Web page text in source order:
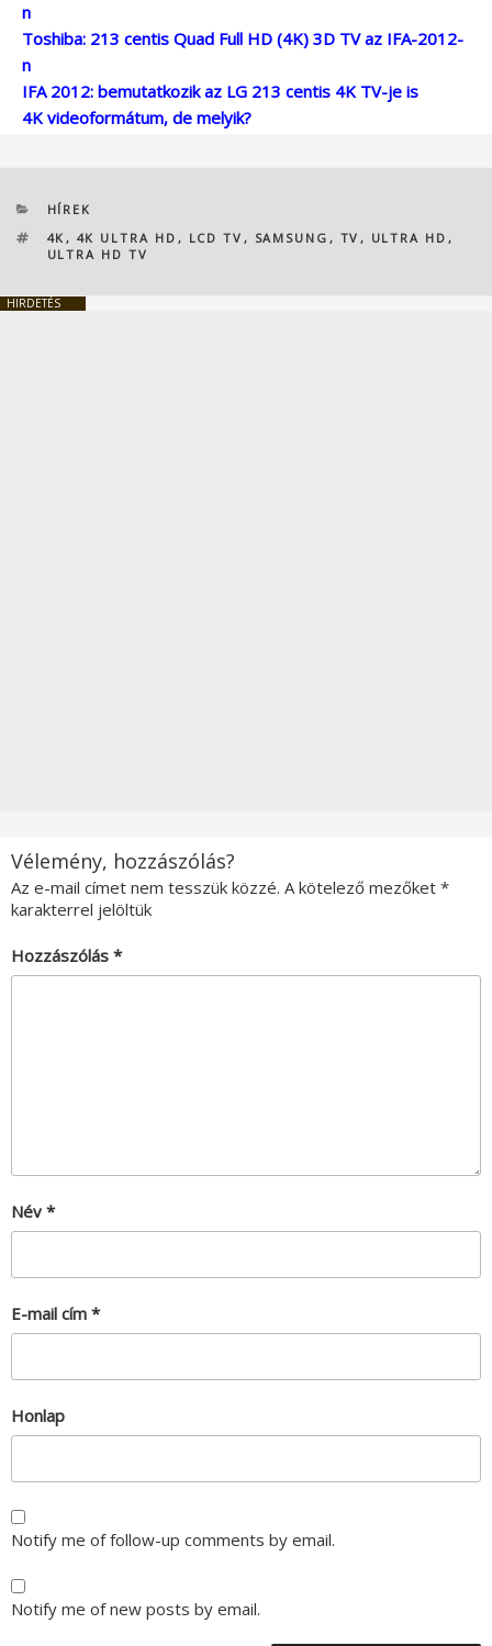
n
Toshiba: 213 centis Quad Full HD (4K) 3D TV az IFA-2012-
n
IFA 2012: bemutatkozik az LG 213 centis 4K TV-je is
4K videoformátum, de melyik?
KATEGÓRIÁK
HÍREK
CÍMKÉK
4K , 4K ULTRA HD , LCD TV , SAMSUNG , TV , ULTRA HD ,
ULTRA HD TV
HIRDETÉS
Vélemény, hozzászólás?
Az e-mail címet nem tesszük közzé. A kötelező mezőket *
karakterrel jelöltük
Hozzászólás *
Név *
E-mail cím *
Honlap
Notify me of follow-up comments by email.
Notify me of new posts by email.